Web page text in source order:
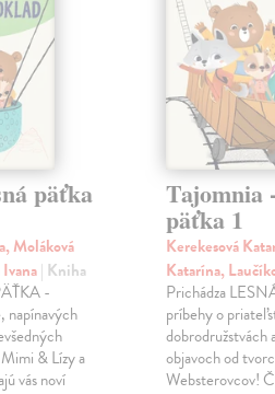
päťka
Moláková
| Kniha
-
napínavých
& Lízy a
vás noví
Tajomnia
päťka 1
Kerekesová
Katarína,
Prichádza
príbehy o
dobrodružstvách
objavoch od
Websterovcov!